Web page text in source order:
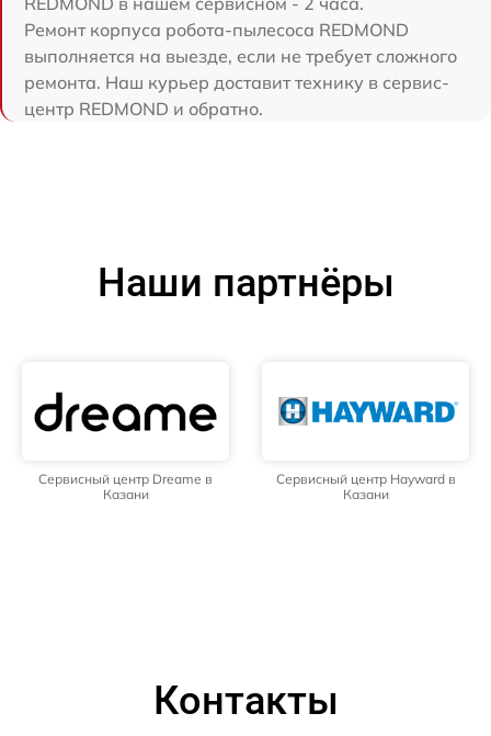
Ремонт корпуса робота-пылесоса REDMOND
выполняется на выезде, если не требует сложного
ремонта. Наш курьер доставит технику в сервис-
центр REDMOND и обратно.
Наши партнёры
Сервисный центр Dreame в
Казани
Сервисный центр Hayward в
Казани
Контакты